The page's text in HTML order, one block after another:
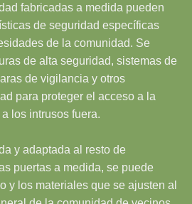
fabricadas a medida pueden
de seguridad específicas
de la comunidad. Se
de alta seguridad, sistemas de
de vigilancia y otros
para proteger el acceso a la
los intrusos fuera.
y adaptada al resto de
puertas a medida, se puede
y los materiales que se ajusten al